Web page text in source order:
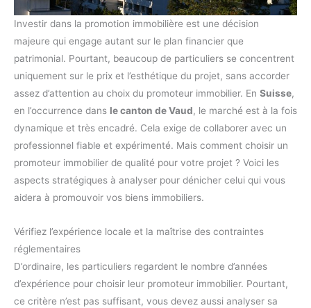
Investir dans la promotion immobilière est une décision
majeure qui engage autant sur le plan financier que
patrimonial. Pourtant, beaucoup de particuliers se concentrent
uniquement sur le prix et l’esthétique du projet, sans accorder
assez d’attention au choix du promoteur immobilier. En Suisse,
en l’occurrence dans le canton de Vaud, le marché est à la fois
dynamique et très encadré. Cela exige de collaborer avec un
professionnel fiable et expérimenté. Mais comment choisir un
promoteur immobilier de qualité pour votre projet ? Voici les
aspects stratégiques à analyser pour dénicher celui qui vous
aidera à promouvoir vos biens immobiliers.
Vérifiez l’expérience locale et la maîtrise des contraintes
réglementaires
D’ordinaire, les particuliers regardent le nombre d’années
d’expérience pour choisir leur promoteur immobilier. Pourtant,
ce critère n’est pas suffisant, vous devez aussi analyser sa